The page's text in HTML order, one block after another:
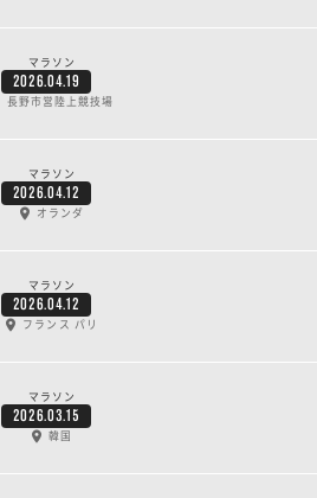
マラソン
2026.04.19
長野市営陸上競技場
マラソン
2026.04.12
オランダ
マラソン
2026.04.12
フランス パリ
マラソン
2026.03.15
韓国